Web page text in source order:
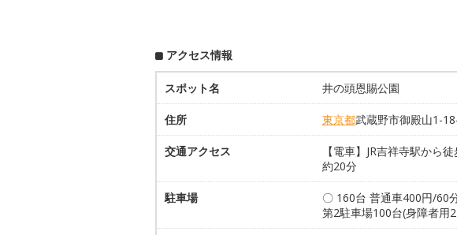
アクセス情報
スポット名 井の頭恩賜公園
住所 東京都武蔵野市御殿山1-
交通アクセス
【電車】JR吉祥寺駅から
約20分
駐車場
〇 160台 普通車400円/60
第2駐車場100台(身障者用